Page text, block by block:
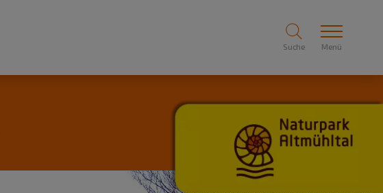
Suche Menü